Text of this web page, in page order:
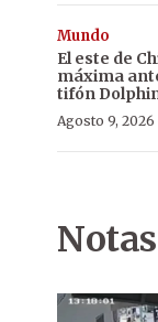
Mundo
El este de
máxima
tifón
Agosto 9, 2026